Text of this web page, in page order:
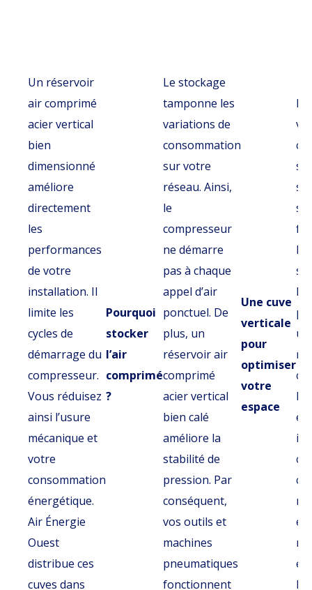
Un réservoir
air comprimé
acier vertical
bien
dimensionné
améliore
directement
les
performances
de votre
installation. Il
limite les
cycles de
démarrage du
compresseur.
Vous réduisez
ainsi l’usure
mécanique et
votre
consommation
énergétique.
Air Énergie
Ouest
distribue ces
cuves dans
Pourquoi
stocker
l’air
comprimé
?
Le stockage
tamponne les
variations de
consommation
sur votre
réseau. Ainsi,
le
compresseur
ne démarre
pas à chaque
appel d’air
ponctuel. De
plus, un
réservoir air
comprimé
acier vertical
bien calé
améliore la
stabilité de
pression. Par
conséquent,
vos outils et
machines
pneumatiques
fonctionnent
Une cuve
verticale
pour
optimiser
votre
espace
les